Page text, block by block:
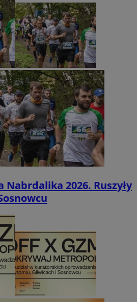
Nabrdalika 2026. Ruszyły